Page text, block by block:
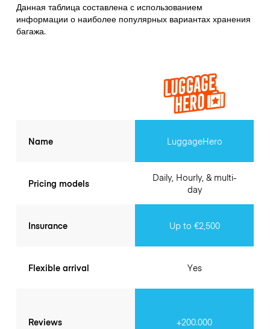
Данная таблица составлена с использованием
информации о наиболее популярных вариантах хранения
багажа.
Name
Pricing models
Insurance
Flexible arrival
Reviews
LuggageHero
Daily, Hourly, & multi-
day
Up to €2,500
Yes
+200.000